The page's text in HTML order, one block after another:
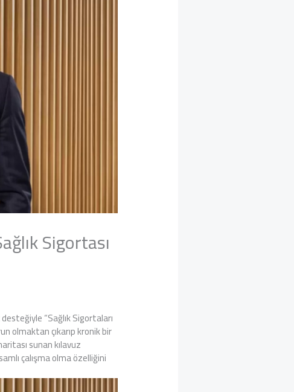
Sigortası
“Sağlık Sigortaları
olmaktan çıkarıp kronik bir
sunan kılavuz
çalışma olma özelliğini